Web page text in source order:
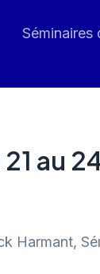
Séminaires
au
Harmant,